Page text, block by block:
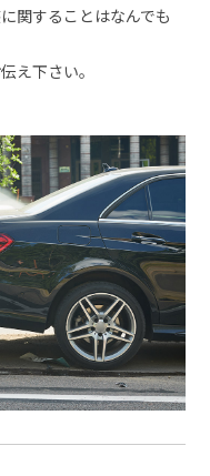
関することはなんでも
え下さい。